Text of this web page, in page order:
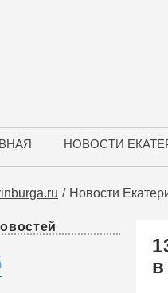
НОВОСТИ
Новости